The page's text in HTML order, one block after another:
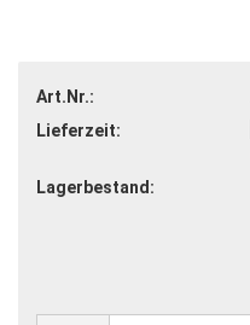
Art.Nr.:
Lieferzeit:
Lagerbestand: